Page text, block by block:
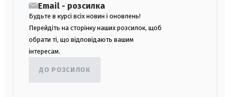
Email - розсилка
Будьте в курсі всіх новин і оновлень!
Перейдіть на сторінку наших розсилок, щоб
обрати ті, що відповідають вашим
інтересам.
ДО РОЗСИЛОК